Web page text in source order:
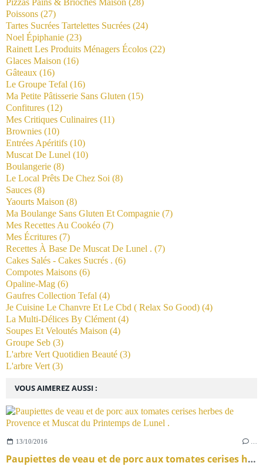
VOUS AIMEREZ AUSSI :
13/10/2016
Paupiettes de veau et de porc aux tomates cerises herbes de Provence et Muscat du Printemps de Lunel .
Poissons (27)
Tartes Sucrées Tartelettes Sucrées (24)
Noel Épiphanie (23)
Rainett Les Produits Ménagers Écolos (22)
Glaces Maison (16)
Gâteaux (16)
Le Groupe Tefal (16)
Ma Petite Pâtisserie Sans Gluten (15)
Confitures (12)
Mes Critiques Culinaires (11)
Brownies (10)
Entrées Apéritifs (10)
Muscat De Lunel (10)
Boulangerie (8)
Le Local Prêts De Chez Soi (8)
Sauces (8)
Yaourts Maison (8)
Ma Boulange Sans Gluten Et Compagnie (7)
Mes Recettes Au Cookéo (7)
Mes Écritures (7)
Recettes À Base De Muscat De Lunel . (7)
Cakes Salés - Cakes Sucrés . (6)
Compotes Maisons (6)
Opaline-Mag (6)
Gaufres Collection Tefal (4)
Je Cuisine Le Chanvre Et Le Cbd ( Relax So Good) (4)
La Multi-Délices By Clément (4)
Soupes Et Veloutés Maison (4)
Groupe Seb (3)
L'arbre Vert Quotidien Beauté (3)
L'arbre Vert (3)